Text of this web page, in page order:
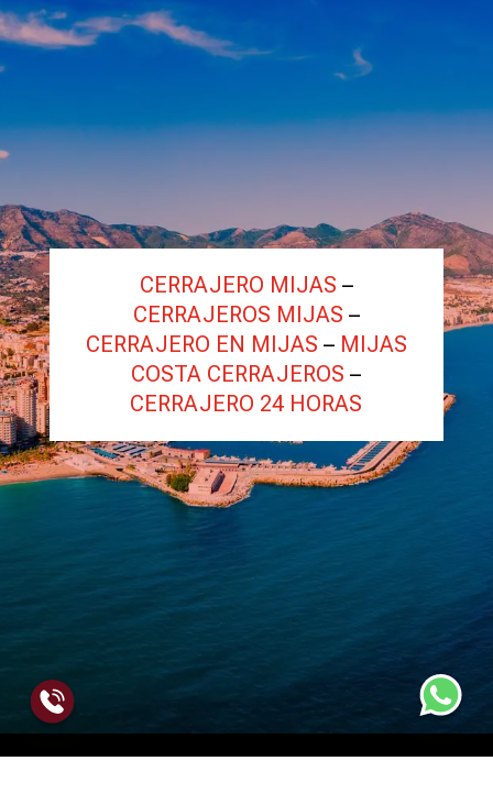
CERRAJERO MIJAS –
CERRAJEROS MIJAS –
CERRAJERO EN MIJAS – MIJAS
COSTA CERRAJEROS –
CERRAJERO 24 HORAS